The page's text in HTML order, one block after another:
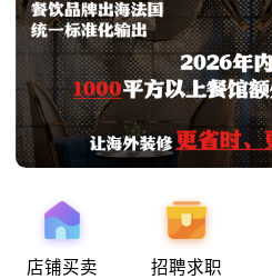
店铺买卖 招聘求职